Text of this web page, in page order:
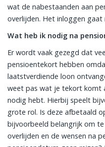
wat de nabestaanden aan
overlijden. Het inloggen
Wat heb ik nodig na
Er wordt vaak gezegd dat
pensioentekort hebben
laatstverdiende loon
weet pas wat je tekort komt
nodig hebt. Hierbij speelt
grote rol. Is deze afbetaald
bijvoorbeeld belangrijk om
overlijden en de wensen na